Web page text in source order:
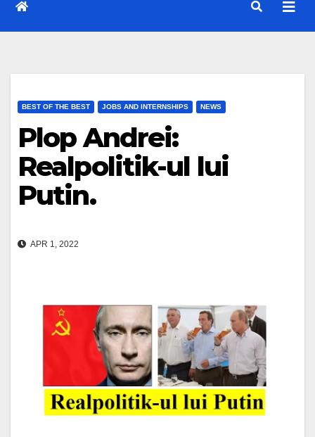
BEST OF THE BEST JOBS AND INTERNSHIPS NEWS
Plop Andrei:
Realpolitik-ul lui
Putin.
APR 1, 2022